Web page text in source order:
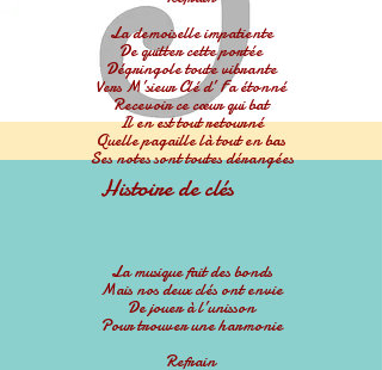
La demoiselle impatiente
De quitter cette portée
Dégringole toute vibrante
Vers M’sieur Clé d’ Fa étonné
Recevoir ce cœur qui bat
Il en est tout retourné
Quelle pagaille là tout en bas
Ses notes sont toutes dérangées
Histoire de clés
La musique fait des bonds
Mais nos deux clés ont envie
De jouer à l’unisson
Pour trouver une harmonie
Refrain